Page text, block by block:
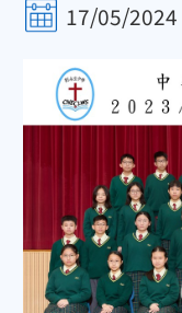
17/05/2024